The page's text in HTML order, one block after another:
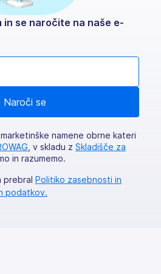
in se naročite na naše e-
namene obrne kateri
, v skladu z Skladišče za
in razumemo.
prebral Politiko zasebnosti in
podatkov.